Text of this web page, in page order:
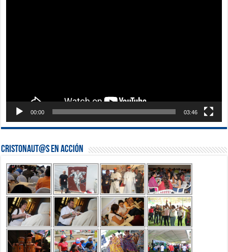
00:00 03:46
Cristonaut@s en Acción